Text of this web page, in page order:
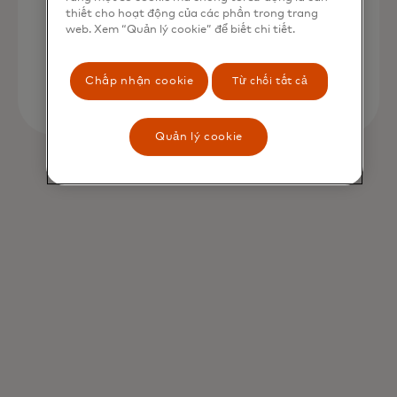
Tìm hiểu thêmopens in a new tab
thiết cho hoạt động của các phần trong trang
web. Xem “Quản lý cookie” để biết chi tiết.
Chấp nhận cookie Từ chối tất cả
Quản lý cookie